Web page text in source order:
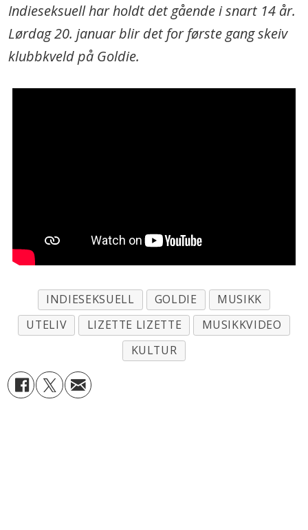
Indieseksuell har holdt det gående i snart 14 år.
Lørdag 20. januar blir det for første gang skeiv
klubbkveld på Goldie.
INDIESEKSUELL GOLDIE
MUSIKK
UTELIV
LIZETTE LIZETTE
MUSIKKVIDEO
KULTUR